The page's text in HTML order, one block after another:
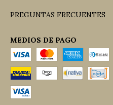
PREGUNTAS FRECUENTES
MEDIOS DE PAGO